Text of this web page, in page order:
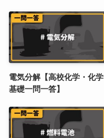
電気分解【高校化学・化学
基礎一問一答】